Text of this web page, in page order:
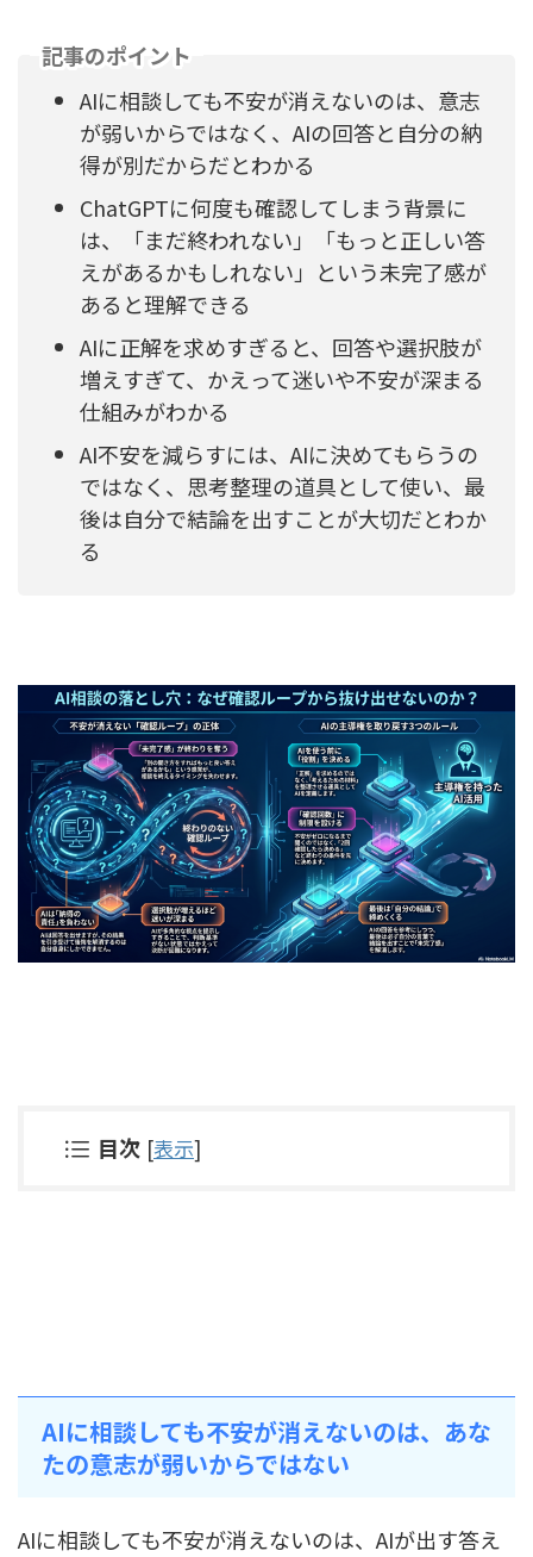
記事のポイント
AIに相談しても不安が消えないのは、意志
が弱いからではなく、AIの回答と自分の納
得が別だからだとわかる
ChatGPTに何度も確認してしまう背景に
は、「まだ終われない」「もっと正しい答
えがあるかもしれない」という未完了感が
あると理解できる
AIに正解を求めすぎると、回答や選択肢が
増えすぎて、かえって迷いや不安が深まる
仕組みがわかる
AI不安を減らすには、AIに決めてもらうの
ではなく、思考整理の道具として使い、最
後は自分で結論を出すことが大切だとわか
る
目次 [表示]
AIに相談しても不安が消えないのは、あな
たの意志が弱いからではない
AIに相談しても不安が消えないのは、AIが出す答え